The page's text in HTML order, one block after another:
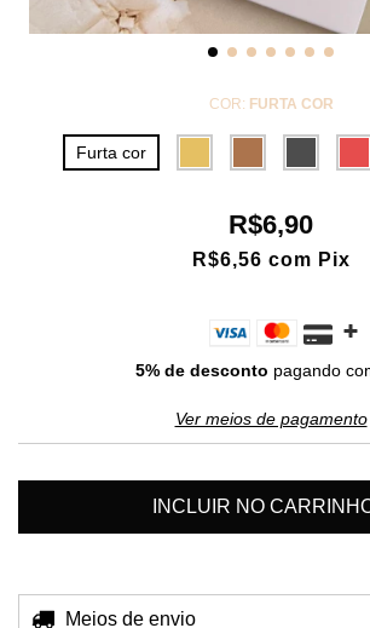
COR: FURTA COR
Furta cor
R$6,90
R$6,56 com Pix
5% de desconto pagando
Ver meios de pagamento
Entregas para o CEP:
Meios de envio